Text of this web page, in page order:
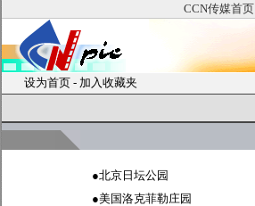
CCN传媒首页
设为首页 - 加入收藏夹
●北京日坛公园
●美国洛克菲勒庄园